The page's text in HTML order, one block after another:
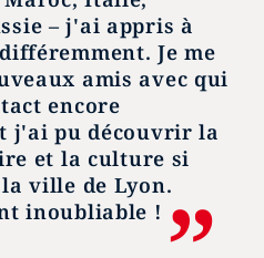
– j'ai appris à
Je me
amis avec qui
encore
j'ai pu découvrir la
et la culture si
ville de Lyon.
inoubliable !